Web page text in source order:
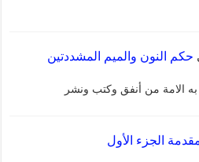
حكم النون والميم المشددتين
الامة من أنفق وكتب ونشر
الجزء الأول